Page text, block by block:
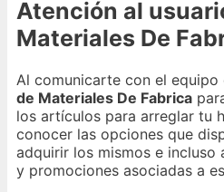
Atención al
Materiales De
Al comunicarte con el equipo
de Materiales De Fabrica
los artículos para arreglar tu
conocer las opciones que
adquirir los mismos e incluso
y promociones asociadas a